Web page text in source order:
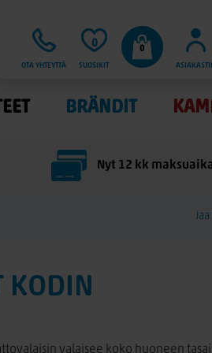
OTA YHTEYTTÄ
0
SUOSIKIT
0
BRÄNDIT
Nyt 12 kk
KODIN
valaisee koko huoneen